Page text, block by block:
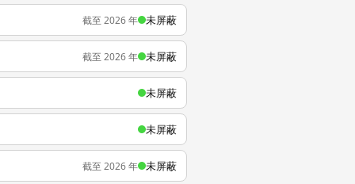
截至 2026 年 未屏蔽
截至 2026 年 未屏蔽
未屏蔽
未屏蔽
截至 2026 年 未屏蔽